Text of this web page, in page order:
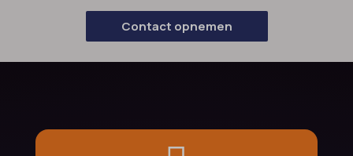
Contact opnemen